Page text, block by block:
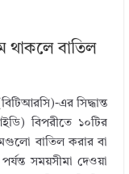
থাকলে বাতিল
এর সিদ্ধান্ত
বিপরীতে ১০টির
বাতিল করার বা
সময়সীমা দেওয়া